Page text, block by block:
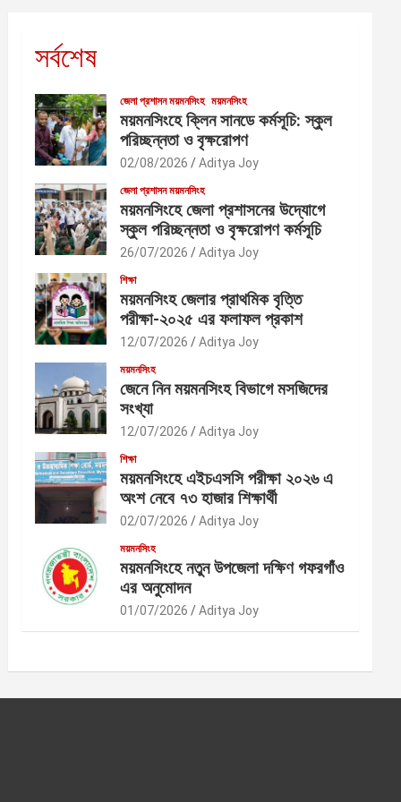
সর্বশেষ
জেলা প্রশাসন ময়মনসিংহ ময়মনসিংহ
ময়মনসিংহে ক্লিন সানডে কর্মসূচি: স্কুল
পরিচ্ছন্নতা ও বৃক্ষরোপণ
02/08/2026 Aditya Joy
জেলা প্রশাসন ময়মনসিংহ
ময়মনসিংহে জেলা প্রশাসনের উদ্যোগে
স্কুল পরিচ্ছন্নতা ও বৃক্ষরোপণ কর্মসূচি
26/07/2026 Aditya Joy
শিক্ষা
ময়মনসিংহ জেলার প্রাথমিক বৃত্তি
পরীক্ষা-২০২৫ এর ফলাফল প্রকাশ
12/07/2026 Aditya Joy
ময়মনসিংহ
জেনে নিন ময়মনসিংহ বিভাগে মসজিদের
সংখ্যা
12/07/2026 Aditya Joy
শিক্ষা
ময়মনসিংহে এইচএসসি পরীক্ষা ২০২৬ এ
অংশ নেবে ৭৩ হাজার শিক্ষার্থী
02/07/2026 Aditya Joy
ময়মনসিংহ
ময়মনসিংহে নতুন উপজেলা দক্ষিণ গফরগাঁও
এর অনুমোদন
01/07/2026 Aditya Joy